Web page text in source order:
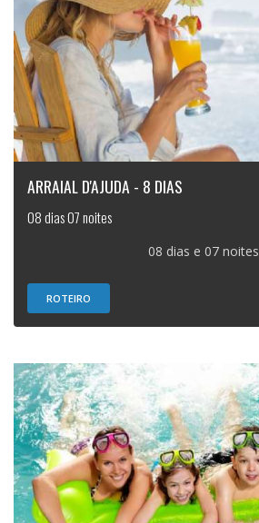
ARRAIAL D'AJUDA - 8 DIAS
08 dias 07 noites
08 dias e 07 noites
ROTEIRO